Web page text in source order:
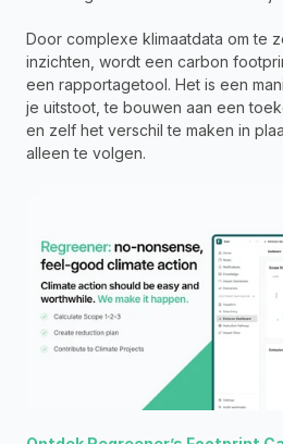
Door complexe klimaatdata om te
inzichten, wordt een carbon
een rapportagetool. Het is een
je uitstoot, te bouwen aan een
en zelf het verschil te maken in
alleen te volgen.